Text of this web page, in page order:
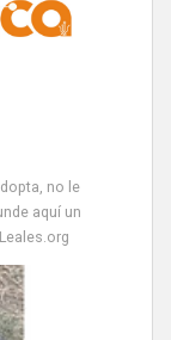
no le
aquí un